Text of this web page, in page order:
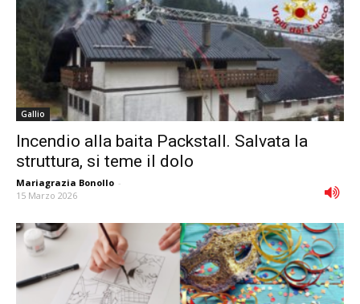
Gallio
Incendio alla baita Packstall. Salvata la
struttura, si teme il dolo
Mariagrazia Bonollo -
15 Marzo 2026